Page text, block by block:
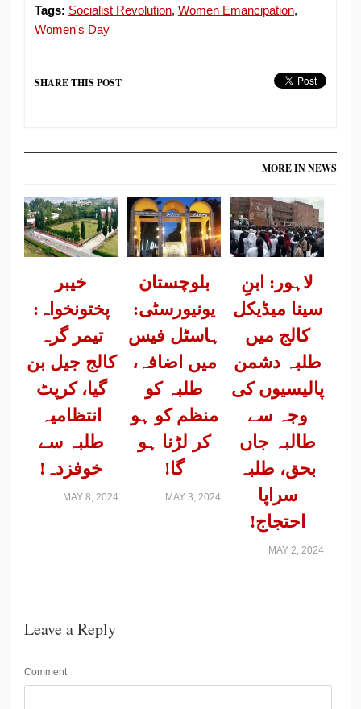
Tags: Socialist Revolution, Women Emancipation,
Women's Day
SHARE THIS POST
MORE IN NEWS
خیبر
پختونخواہ:
تیمر گرہ
کالج جیل بن
گیا، کرپٹ
انتظامیہ
طلبہ سے
خوفزدہ!
MAY 8, 2024
بلوچستان
یونیورسٹی:
ہاسٹل فیس
میں اضافہ،
طلبہ کو
منظم کو ہو
کر لڑنا ہو
گا!
MAY 3, 2024
لاہور: ابنِ
سینا میڈیکل
کالج میں
طلبہ دشمن
پالیسیوں کی
وجہ سے
طالبہ جاں
بحق، طلبہ
سراپا
احتجاج!
MAY 2, 2024
Leave a Reply
Comment